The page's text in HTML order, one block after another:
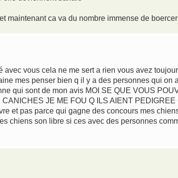
maintenant ca va du nombre immense de
avec vous cela ne me sert a rien vous avez
mes penser bien q il y a des personnes qui on
qui sont de mon avis MOI SE QUE VOUS
JE ME FOU Q ILS AIENT
et pas parce qui gagne des concours mes
chiens son libre si ces avec des personnes